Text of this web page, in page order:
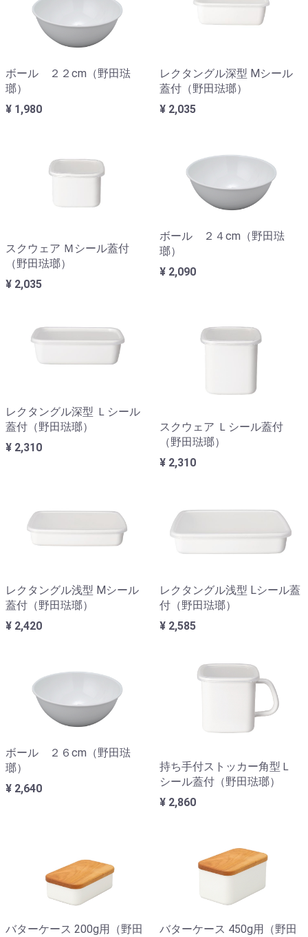
ボール ２２cm（野田琺
瑯）
¥ 1,980
レクタングル深型 Mシール
蓋付（野田琺瑯）
¥ 2,035
スクウェア Ｍシール蓋付
（野田琺瑯）
¥ 2,035
ボール ２４cm（野田琺
瑯）
¥ 2,090
レクタングル深型 Ｌシール
蓋付（野田琺瑯）
¥ 2,310
スクウェア Ｌシール蓋付
（野田琺瑯）
¥ 2,310
レクタングル浅型 Mシール
蓋付（野田琺瑯）
¥ 2,420
レクタングル浅型 Lシール蓋
付（野田琺瑯）
¥ 2,585
ボール ２６cm（野田琺
瑯）
¥ 2,640
持ち手付ストッカー角型Ｌ
シール蓋付（野田琺瑯）
¥ 2,860
バターケース 200g用（野田
バターケース 450g用（野田